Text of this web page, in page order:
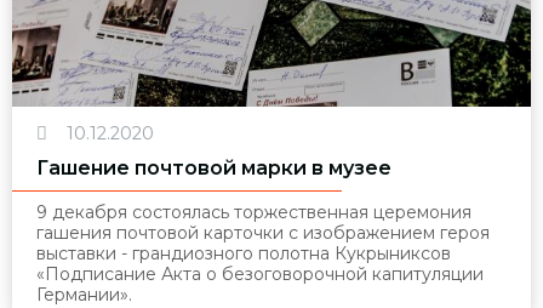
10.12.2020
Гашение почтовой марки в музее
9 декабря состоялась торжественная церемония
гашения почтовой карточки с изображением героя
выставки - грандиозного полотна Кукрыниксов
«Подписание Акта о безоговорочной капитуляции
Германии».